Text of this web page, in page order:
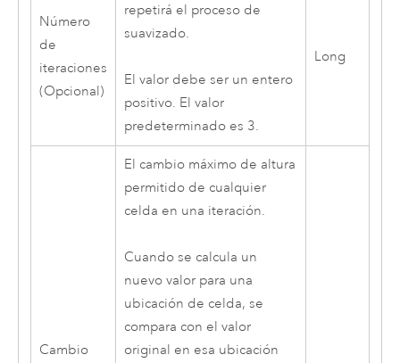
Número
de
iteraciones
(Opcional)
repetirá el proceso de
suavizado.
El valor debe ser un entero
positivo. El valor
predeterminado es 3.
Long
Cambio
El cambio máximo de altura
permitido de cualquier
celda en una iteración.
Cuando se calcula un
nuevo valor para una
ubicación de celda, se
compara con el valor
original en esa ubicación